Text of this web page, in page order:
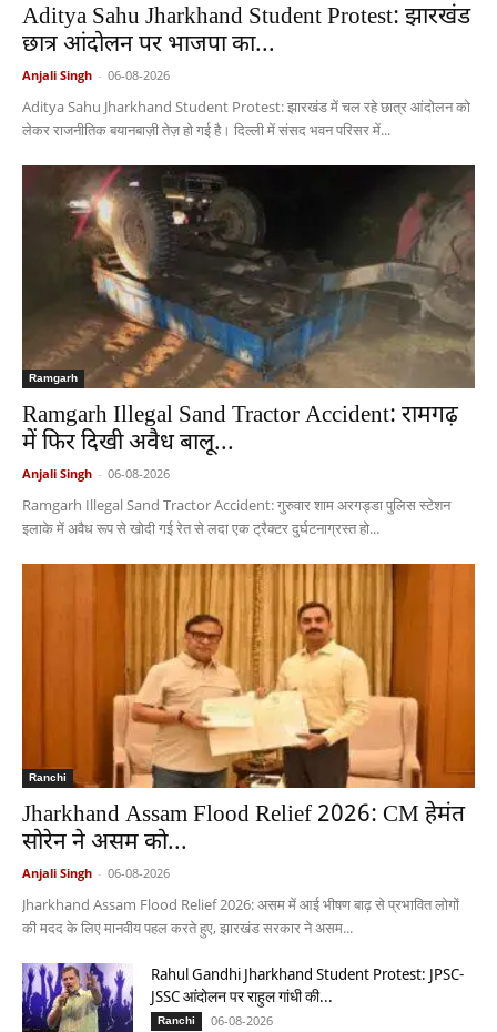
Aditya Sahu Jharkhand Student Protest: झारखंड
छात्र आंदोलन पर भाजपा का...
Anjali Singh - 06-08-2026
Aditya Sahu Jharkhand Student Protest: झारखंड में चल रहे छात्र आंदोलन को
लेकर राजनीतिक बयानबाज़ी तेज़ हो गई है। दिल्ली में संसद भवन परिसर में...
Ramgarh
Ramgarh Illegal Sand Tractor Accident: रामगढ़
में फिर दिखी अवैध बालू...
Anjali Singh - 06-08-2026
Ramgarh Illegal Sand Tractor Accident: गुरुवार शाम अरगड्डा पुलिस स्टेशन
इलाके में अवैध रूप से खोदी गई रेत से लदा एक ट्रैक्टर दुर्घटनाग्रस्त हो...
Ranchi
Jharkhand Assam Flood Relief 2026: CM हेमंत
सोरेन ने असम को...
Anjali Singh - 06-08-2026
Jharkhand Assam Flood Relief 2026: असम में आई भीषण बाढ़ से प्रभावित लोगों
की मदद के लिए मानवीय पहल करते हुए, झारखंड सरकार ने असम...
Rahul Gandhi Jharkhand Student Protest: JPSC-
JSSC आंदोलन पर राहुल गांधी की...
Ranchi 06-08-2026